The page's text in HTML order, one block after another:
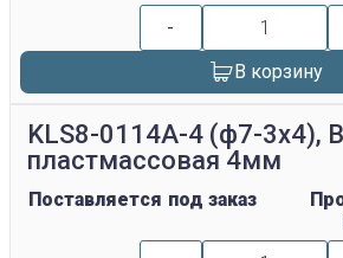
-
В корзину
KLS8-0114A-4 (ф7-3х4),
пластмассовая 4мм
Поставляется под заказ